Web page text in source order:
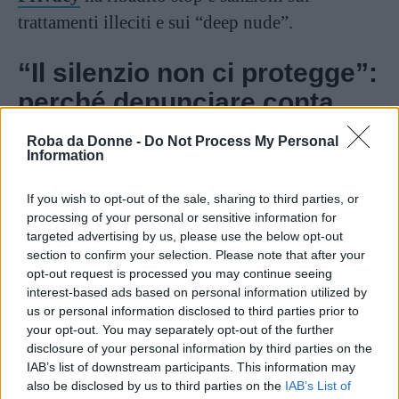
Roba da Donne - Do Not Process My Personal
Information
If you wish to opt-out of the sale, sharing to third parties, or
processing of your personal or sensitive information for
targeted advertising by us, please use the below opt-out
section to confirm your selection. Please note that after your
opt-out request is processed you may continue seeing
interest-based ads based on personal information utilized by
us or personal information disclosed to third parties prior to
your opt-out. You may separately opt-out of the further
disclosure of your personal information by third parties on the
IAB’s list of downstream participants. This information may
also be disclosed by us to third parties on the IAB’s List of
trattamenti illeciti e sui “deep nude”.
“Il silenzio non ci protegge”:
perché denunciare conta
Barra ha sottolineato l’importanza di rompere
“È fondamentale denunciare. Perché il
silenzio non ci protegge: protegge chi
abusa, chi umilia, chi usa la tecnologia
per cancellare il confine tra verità e
violenza.”